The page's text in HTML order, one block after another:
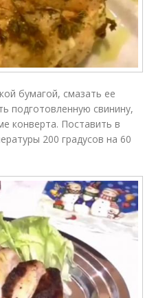
бумагой, смазать ее
подготовленную свинину,
конверта. Поставить в
200 градусов на 60